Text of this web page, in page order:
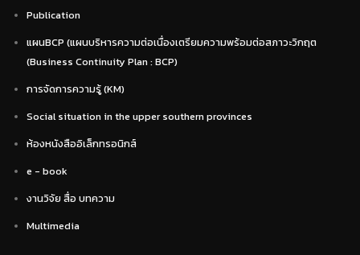
Publication
แผนBCP (แผนบริหารความต่อเนื่องเตรียมความพร้อมต่อสภาวะวิกฤต
(Business Continuity Plan : BCP)
การจัดการความรู้ (KM)
Social situation in the upper southern provinces
ห้องหนังสืออิเล็กทรอนิกส์
e - book
งานวิจัย สื่อ บทความ
Multimedia